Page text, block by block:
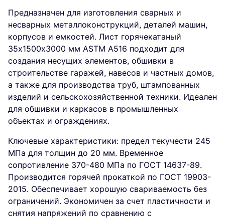
Предназначен для изготовления сварных и
несварных металлоконструкций, деталей машин,
корпусов и емкостей. Лист горячекатаный
35х1500х3000 мм ASTM A516 подходит для
создания несущих элементов, обшивки в
строительстве гаражей, навесов и частных домов,
а также для производства труб, штампованных
изделий и сельскохозяйственной техники. Идеален
для обшивки и каркасов в промышленных
объектах и ограждениях.
Ключевые характеристики: предел текучести 245
МПа для толщин до 20 мм. Временное
сопротивление 370-480 МПа по ГОСТ 14637-89.
Производится горячей прокаткой по ГОСТ 19903-
2015. Обеспечивает хорошую свариваемость без
ограничений. Экономичен за счет пластичности и
снятия напряжений по сравнению с